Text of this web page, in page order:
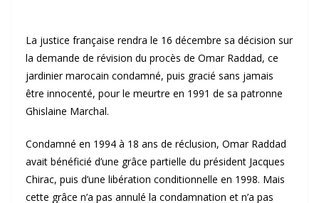
La justice française rendra le 16 décembre sa décision sur
la demande de révision du procès de Omar Raddad, ce
jardinier marocain condamné, puis gracié sans jamais
être innocenté, pour le meurtre en 1991 de sa patronne
Ghislaine Marchal.
Condamné en 1994 à 18 ans de réclusion, Omar Raddad
avait bénéficié d’une grâce partielle du président Jacques
Chirac, puis d’une libération conditionnelle en 1998. Mais
cette grâce n’a pas annulé la condamnation et n’a pas